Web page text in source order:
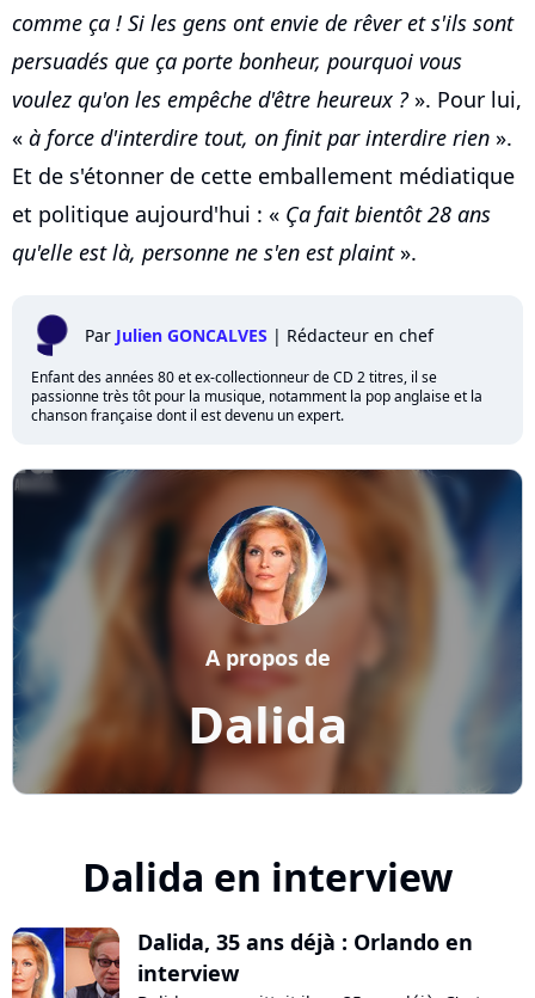
comme ça ! Si les gens ont envie de rêver et s'ils sont
persuadés que ça porte bonheur, pourquoi vous
voulez qu'on les empêche d'être heureux ?». Pour lui,
« à force d'interdire tout, on finit par interdire rien ».
Et de s'étonner de cette emballement médiatique
et politique aujourd'hui : « Ça fait bientôt 28 ans
qu'elle est là, personne ne s'en est plaint».
Par Julien GONCALVES | Rédacteur en chef
Enfant des années 80 et ex-collectionneur de CD 2 titres, il se
passionne très tôt pour la musique, notamment la pop anglaise et la
chanson française dont il est devenu un expert.
Dalida
A propos de
Dalida en interview
Dalida, 35 ans déjà : Orlando en
interview